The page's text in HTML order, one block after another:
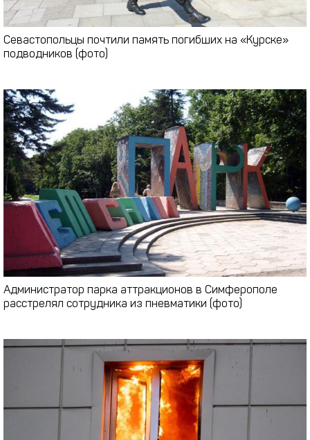
Севастопольцы почтили память погибших на «Курске»
подводников (фото)
Администратор парка аттракционов в Симферополе
расстрелял сотрудника из пневматики (фото)